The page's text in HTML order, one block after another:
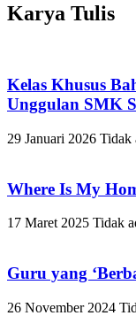
Karya Tulis
Kelas Khusus
Unggulan SMK
29 Januari 2026 Tidak
Where Is My
17 Maret 2025 Tidak
Guru yang
26 November 2024